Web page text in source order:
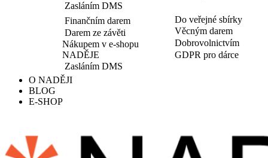
Zasláním DMS
Finančním darem
Darem ze závěti
Nákupem v e-shopu
NADĚJE
Zasláním DMS
Do veřejné sbírky
Věcným darem
Dobrovolnictvím
GDPR pro dárce
O NADĚJI
BLOG
E-SHOP